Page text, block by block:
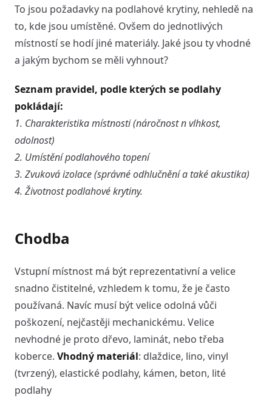
To jsou požadavky na podlahové krytiny, nehledě na
to, kde jsou umístěné. Ovšem do jednotlivých
místností se hodí jiné materiály. Jaké jsou ty vhodné
a jakým bychom se měli vyhnout?
Seznam pravidel, podle kterých se podlahy
pokládají:
1. Charakteristika místnosti (náročnost n vlhkost,
odolnost)
2. Umístění podlahového topení
3. Zvuková izolace (správné odhlučnění a také akustika)
4. Životnost podlahové krytiny.
Chodba
Vstupní místnost má být reprezentativní a velice
snadno čistitelné, vzhledem k tomu, že je často
používaná. Navíc musí být velice odolná vůči
poškození, nejčastěji mechanickému. Velice
nevhodné je proto dřevo, laminát, nebo třeba
koberce. Vhodný materiál: dlaždice, lino, vinyl
(tvrzený), elastické podlahy, kámen, beton, lité
podlahy